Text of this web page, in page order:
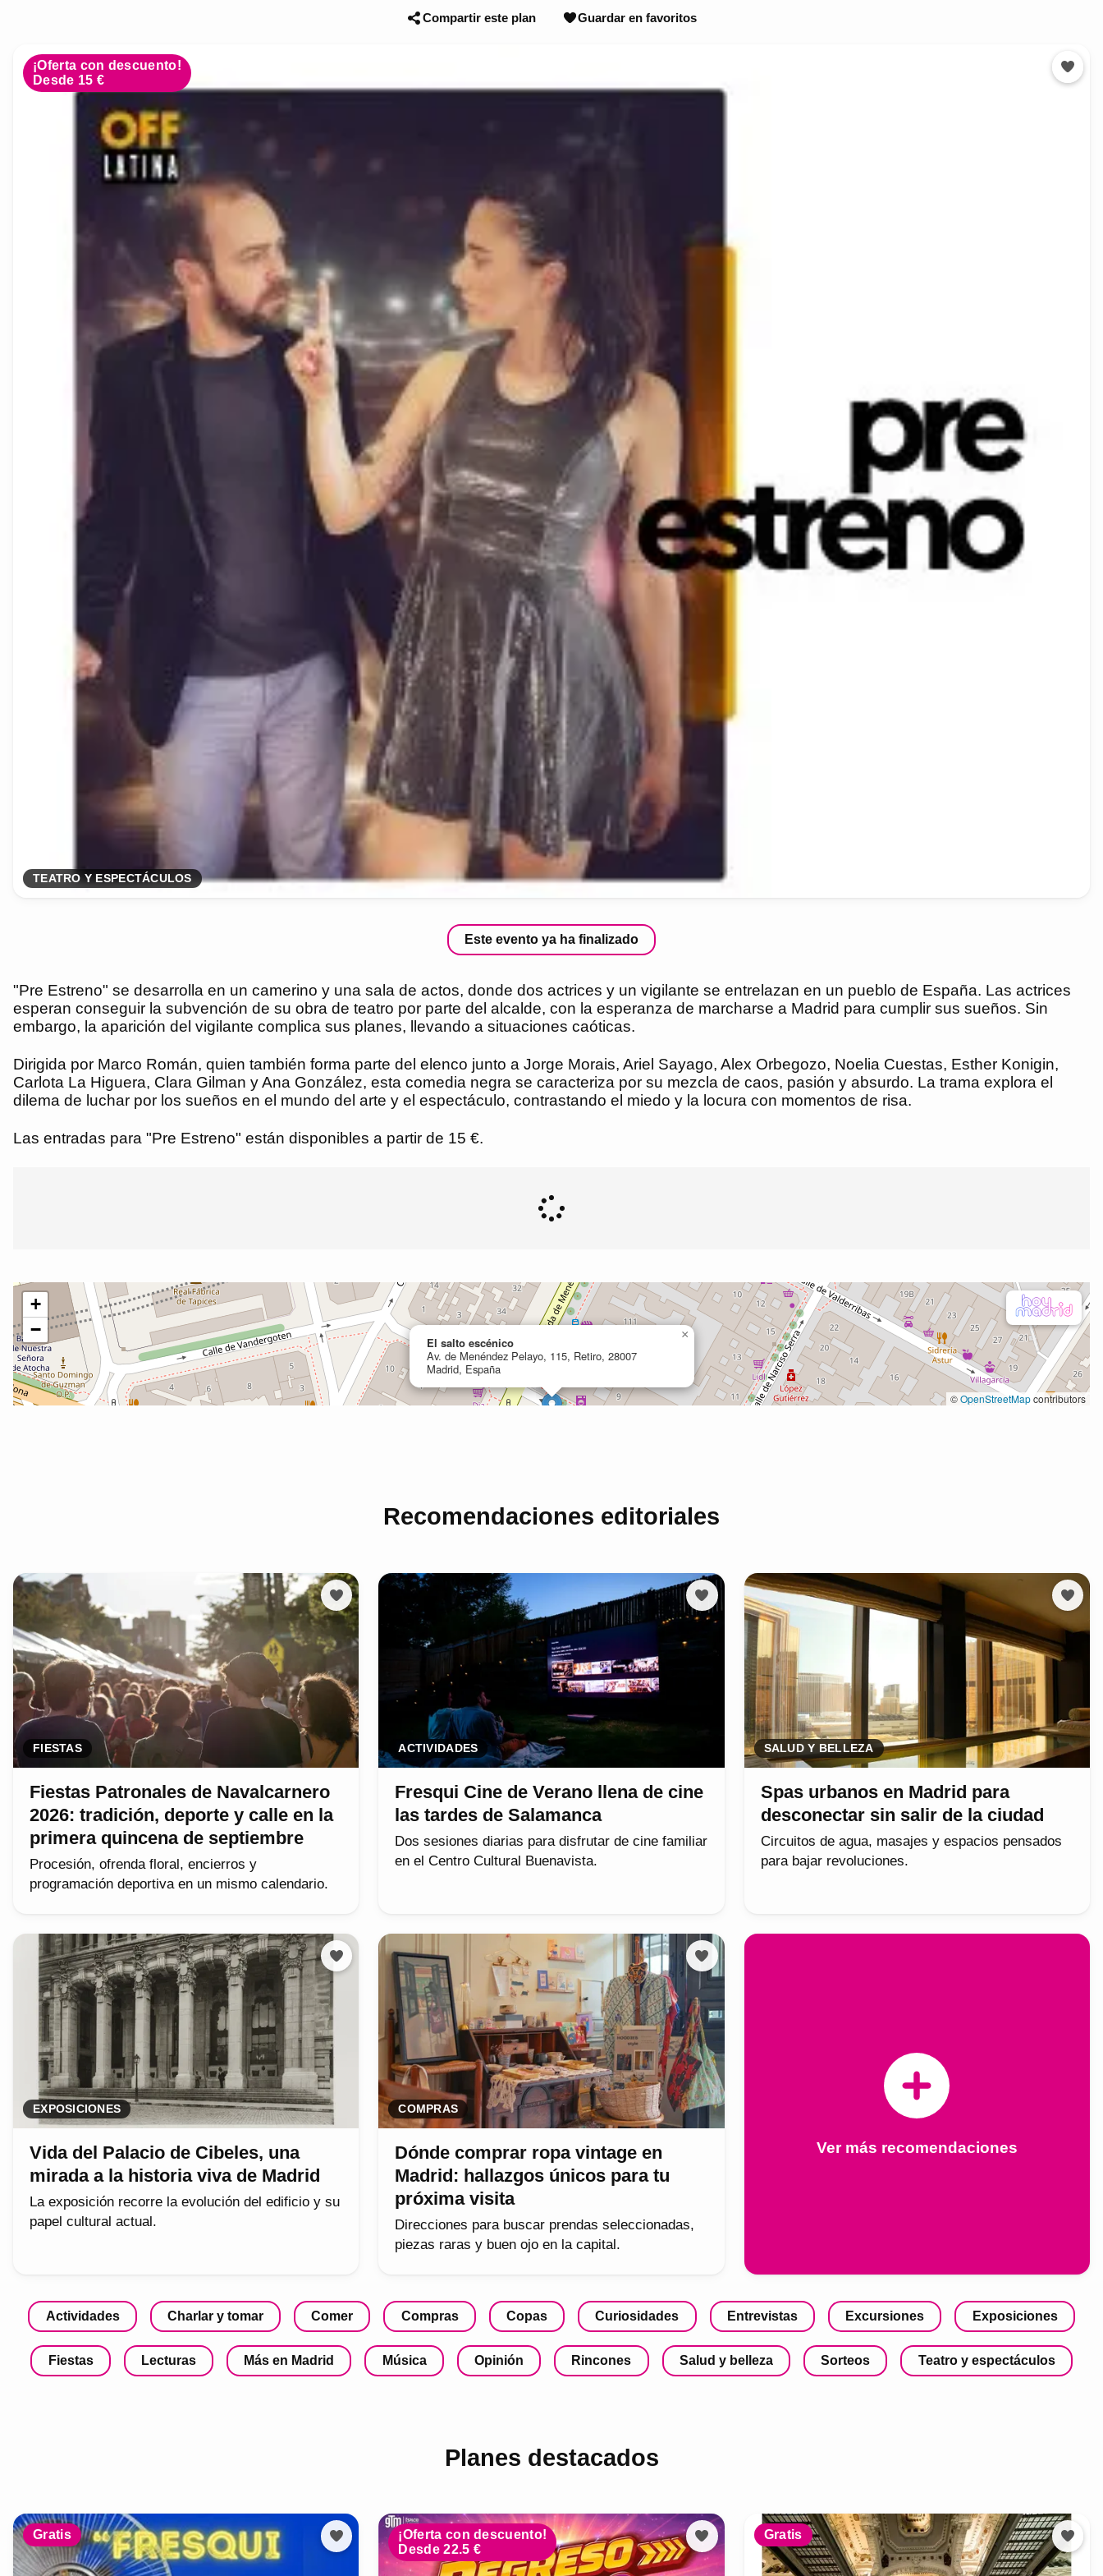
Compartir este plan Guardar en favoritos
¡Oferta con descuento!
Desde 15 €
TEATRO Y ESPECTÁCULOS
Este evento ya ha finalizado
"Pre Estreno" se desarrolla en un camerino y una sala de actos, donde dos actrices y un vigilante se entrelazan en un pueblo de España. Las actrices
esperan conseguir la subvención de su obra de teatro por parte del alcalde, con la esperanza de marcharse a Madrid para cumplir sus sueños. Sin
embargo, la aparición del vigilante complica sus planes, llevando a situaciones caóticas.
Dirigida por Marco Román, quien también forma parte del elenco junto a Jorge Morais, Ariel Sayago, Alex Orbegozo, Noelia Cuestas, Esther Konigin,
Carlota La Higuera, Clara Gilman y Ana González, esta comedia negra se caracteriza por su mezcla de caos, pasión y absurdo. La trama explora el
dilema de luchar por los sueños en el mundo del arte y el espectáculo, contrastando el miedo y la locura con momentos de risa.
Las entradas para "Pre Estreno" están disponibles a partir de 15 €.
Recomendaciones editoriales
FIESTAS
Fiestas Patronales de Navalcarnero
2026: tradición, deporte y calle en la
primera quincena de septiembre
Procesión, ofrenda floral, encierros y
programación deportiva en un mismo calendario.
ACTIVIDADES
Fresqui Cine de Verano llena de cine
las tardes de Salamanca
Dos sesiones diarias para disfrutar de cine familiar
en el Centro Cultural Buenavista.
SALUD Y BELLEZA
Spas urbanos en Madrid para
desconectar sin salir de la ciudad
Circuitos de agua, masajes y espacios pensados
para bajar revoluciones.
EXPOSICIONES
Vida del Palacio de Cibeles, una
mirada a la historia viva de Madrid
La exposición recorre la evolución del edificio y su
papel cultural actual.
COMPRAS
Dónde comprar ropa vintage en
Madrid: hallazgos únicos para tu
próxima visita
Direcciones para buscar prendas seleccionadas,
piezas raras y buen ojo en la capital.
Ver más recomendaciones
Actividades Charlar y tomar Comer Compras Copas Curiosidades Entrevistas Excursiones Exposiciones
Fiestas Lecturas Más en Madrid Música Opinión Rincones Salud y belleza Sorteos Teatro y espectáculos
Planes destacados
Gratis
¡Oferta con descuento!
Desde 22.5 €
Gratis